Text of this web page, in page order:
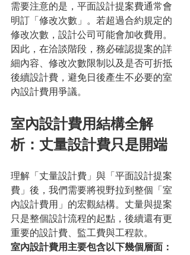
需要注意的是，平面設計提案費通常會
明訂「修改次數」。若超過合約規定的
修改次數，設計公司可能會加收費用。
因此，在洽談階段，務必確認提案的詳
細內容、修改次數限制以及是否可折抵
後續設計費，避免日後產生不必要的室
內設計費用爭議。
室內設計費用結構全解
析：丈量設計費只是開端
理解「丈量設計費」與「平面設計提案
費」後，我們需要將視野拉到整個「室
內設計費用」的宏觀結構。丈量與提案
只是整個設計流程的起點，後續還有更
重要的設計費、監工費與工程款。
室內設計費用主要包含以下幾個層面：